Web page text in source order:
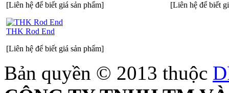
[Liên hệ để biết giá sản phẩm]
[Liên hệ để biết
THK Rod End
[Liên hệ để biết giá sản phẩm]
Bản quyền © 2013 thuộc